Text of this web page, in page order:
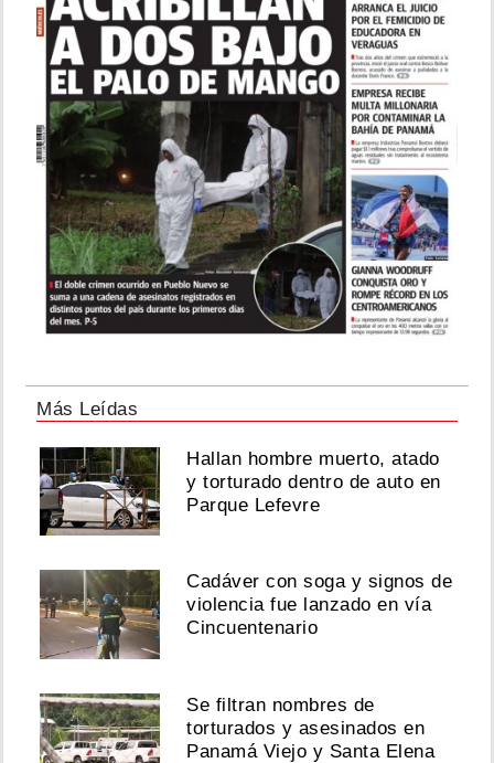
Más Leídas
Hallan hombre muerto, atado
y torturado dentro de auto en
Parque Lefevre
Cadáver con soga y signos de
violencia fue lanzado en vía
Cincuentenario
Se filtran nombres de
torturados y asesinados en
Panamá Viejo y Santa Elena